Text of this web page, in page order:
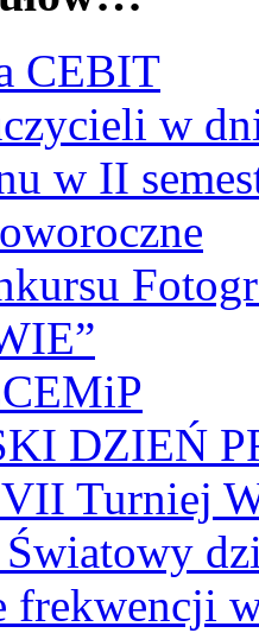
CEBIT
w
w II
DZIEŃ
Turniej
Światowy
frekwencji